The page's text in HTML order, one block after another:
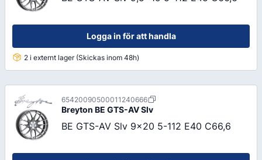
Logga in för att handla
2 i externt lager (Skickas inom 48h)
65420090500011240666
Breyton BE GTS-AV Slv
BE GTS-AV Slv 9x20 5-112 E40 C66,6